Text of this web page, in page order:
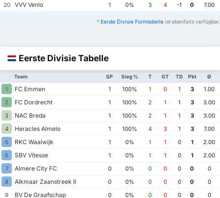
20
VVV Venlo 1 0% 3 4 -1 0 7.00
* Eerste Divisie Formtabelle ist ebenfalls verfügbar.
Eerste Divisie Tabelle
Team SP Sieg % T GT TD Pkt Ø
1 FC Emmen 1 100% 1 0 1 3
1.00
2
FC Dordrecht 1 100% 2 1 1 3
3.00
3
NAC Breda 1 100% 2 1 1 3
3.00
4
Heracles Almelo 1 100% 4 3 1 3
7.00
5
RKC Waalwijk 1 0% 1 1 0 1
2.00
6
SBV Vitesse 1 0% 1 1 0 1
2.00
7
Almere City FC 0 0% 0 0 0 0
0
8
Alkmaar Zaanstreek II 0 0% 0 0 0 0
0
9
BV De Graafschap 0 0% 0 0 0 0
0